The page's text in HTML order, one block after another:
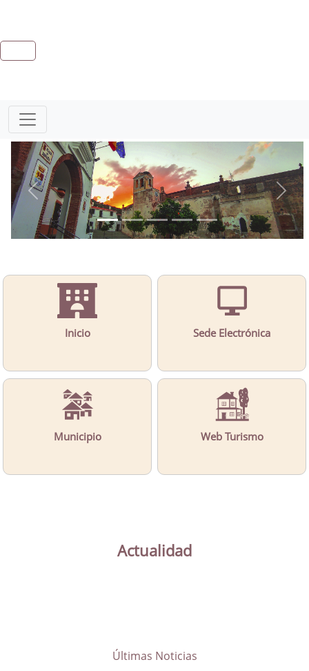
Inicio Sede Electrónica
Municipio Web Turismo
Actualidad
Últimas Noticias